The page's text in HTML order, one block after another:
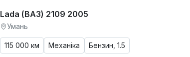
Lada (ВАЗ) 2109 2005
Умань
115 000 км Механіка Бензин, 1.5